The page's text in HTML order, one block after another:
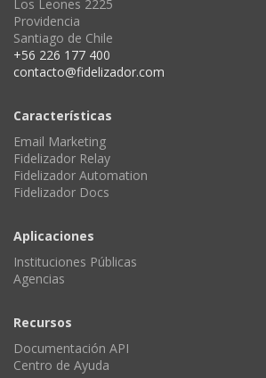
Los Leones 2225
Providencia
Santiago de Chile
+56 226 177 400
contacto@fidelizador.com
Características
Email Marketing
Fidelizador Relay
Fidelizador Automation
Fidelizador Docs
Aplicaciones
Instituciones Públicas
Agencias
Recursos
Documentación API
Centro de Ayuda